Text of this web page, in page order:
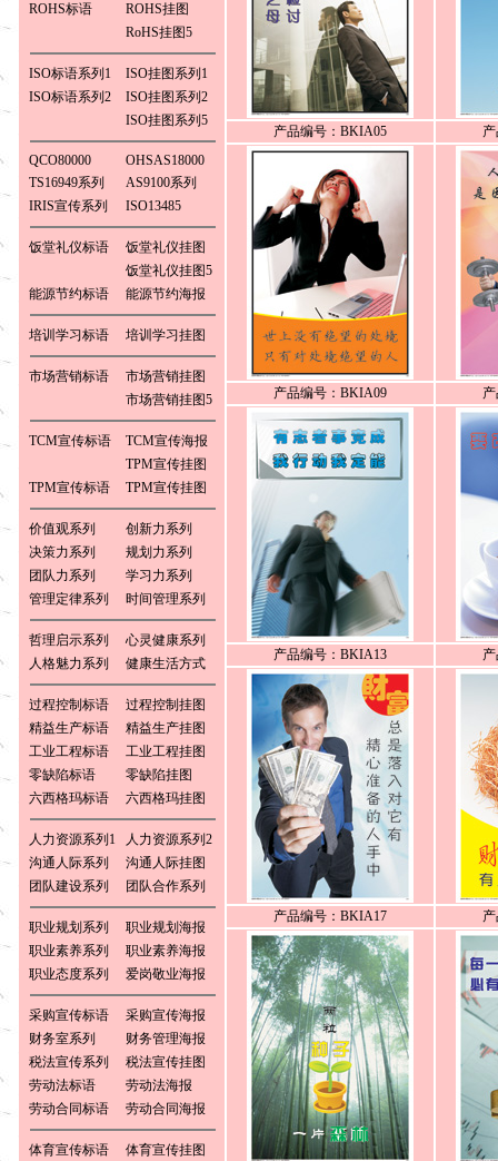
ROHS标语
ROHS挂图
RoHS挂图5
ISO标语系列1
ISO挂图系列1
ISO标语系列2
ISO挂图系列2
ISO挂图系列5
QCO80000
OHSAS18000
TS16949系列
AS9100系列
IRIS宣传系列
ISO13485
饭堂礼仪标语
饭堂礼仪挂图
饭堂礼仪挂图5
能源节约标语
能源节约海报
培训学习标语 培训学习挂图
市场营销标语
市场营销挂图
市场营销挂图5
TCM宣传标语
TCM宣传海报
TPM宣传挂图
TPM宣传标语
TPM宣传挂图
价值观系列
创新力系列
决策力系列
规划力系列
团队力系列
学习力系列
管理定律系列
时间管理系列
哲理启示系列
心灵健康系列
人格魅力系列
健康生活方式
过程控制标语
过程控制挂图
精益生产标语
精益生产挂图
工业工程标语
工业工程挂图
零缺陷标语
零缺陷挂图
六西格玛标语
六西格玛挂图
人力资源系列1
人力资源系列2
沟通人际系列
沟通人际挂图
团队建设系列
团队合作系列
职业规划系列
职业规划海报
职业素养系列
职业素养海报
职业态度系列
爱岗敬业海报
采购宣传标语
采购宣传海报
财务室系列
财务管理海报
税法宣传系列
税法宣传挂图
劳动法标语
劳动法海报
劳动合同标语
劳动合同海报
体育宣传标语 体育宣传挂图
产品编号：BKIA05
产品编号：BKIA09
产品编号：BKIA13
产品编号：BKIA17